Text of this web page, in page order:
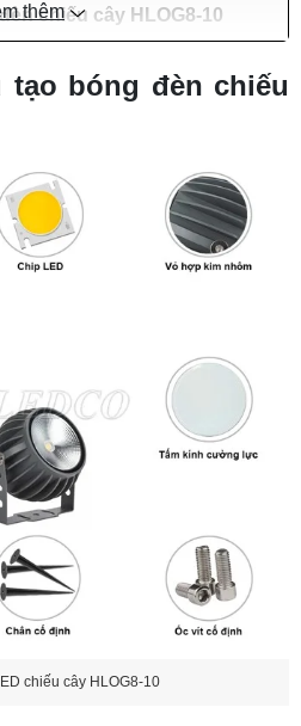
chiếu cây HLOG8-10
thêm
tạo bóng đèn chiếu
chiếu cây HLOG8-10